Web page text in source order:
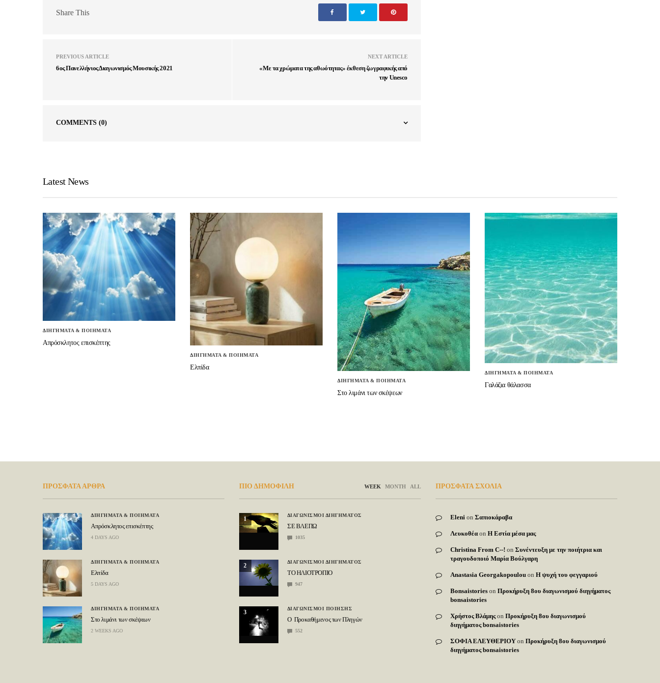
Share This
PREVIOUS ARTICLE
6ος Πανελλήνιος Διαγωνισμός Μουσικής 2021
NEXT ARTICLE
«Με τα χρώματα της αθωότητας» έκθεση ζωγραφικής από
την Unesco
COMMENTS (0)
Latest News
ΔΙΗΓΗΜΑΤΑ & ΠΟΙΗΜΑΤΑ
Απρόσκλητος επισκέπτης
ΔΙΗΓΗΜΑΤΑ & ΠΟΙΗΜΑΤΑ
Ελπίδα
ΔΙΗΓΗΜΑΤΑ & ΠΟΙΗΜΑΤΑ
Στο λιμάνι των σκέψεων
ΔΙΗΓΗΜΑΤΑ & ΠΟΙΗΜΑΤΑ
Γαλάζια θάλασσα
ΠΡΟΣΦΑΤΑ ΑΡΘΡΑ
ΔΙΗΓΗΜΑΤΑ & ΠΟΙΗΜΑΤΑ
Απρόσκλητος επισκέπτης
4 DAYS AGO
ΔΙΗΓΗΜΑΤΑ & ΠΟΙΗΜΑΤΑ
Ελπίδα
5 DAYS AGO
ΔΙΗΓΗΜΑΤΑ & ΠΟΙΗΜΑΤΑ
Στο λιμάνι των σκέψεων
2 WEEKS AGO
ΠΙΟ ΔΗΜΟΦΙΛΗ WEEK MONTH ALL
1
ΔΙΑΓΩΝΙΣΜΟΙ ΔΙΗΓΗΜΑΤΟΣ
ΣΕ ΒΛΕΠΩ
1035
2
ΔΙΑΓΩΝΙΣΜΟΙ ΔΙΗΓΗΜΑΤΟΣ
ΤΟ ΗΛΙΟΤΡΟΠΙΟ
947
3
ΔΙΑΓΩΝΙΣΜΟΙ ΠΟΙΗΣΗΣ
Ο Προκαθήμενος των Πληγών
552
ΠΡΟΣΦΑΤΑ ΣΧΟΛΙΑ
Eleni on Σαπιοκάραβα
Λευκοθέαon Η Εστία μέσα μας
Christina From C--! on Συνέντευξη με την ποιήτρια και
τραγουδοποιό Μαρία Βούλγαρη
Anastasia Georgakopoulouon Η ψυχή του φεγγαριού
Bonsaistorieson Προκήρυξη 8ου διαγωνισμού διηγήματος
bonsaistories
Χρήστος Βλάμηςon Προκήρυξη 8ου διαγωνισμού
διηγήματος bonsaistories
ΣΟΦΙΑ ΕΛΕΥΘΕΡΙΟΥon Προκήρυξη 8ου διαγωνισμού
διηγήματος bonsaistories